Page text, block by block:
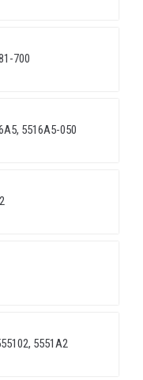
700
5516А5-050
5551А2